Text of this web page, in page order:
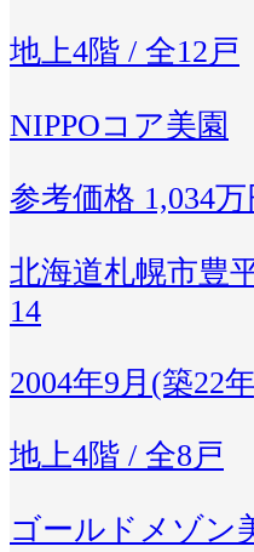
地上4階 / 全12戸
NIPPOコア美園
参考価格 1,034
北海道札幌市豊
14
2004年9月(築22
地上4階 / 全8戸
ゴールドメゾン